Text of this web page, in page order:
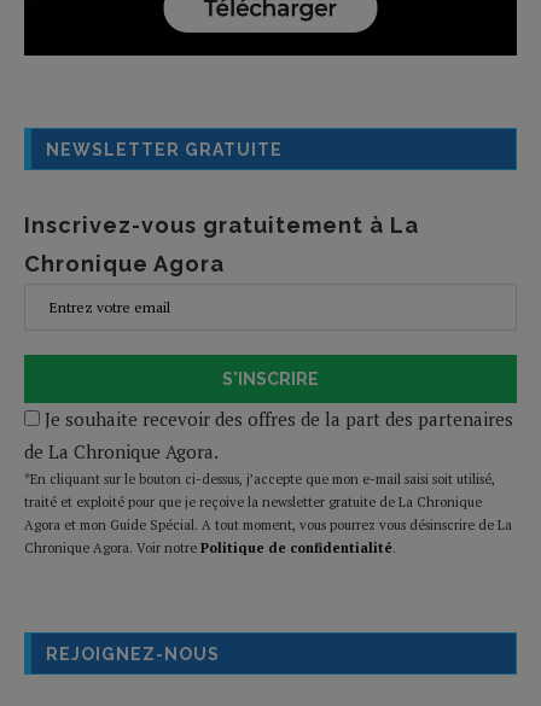
NEWSLETTER GRATUITE
Inscrivez-vous gratuitement à La
Chronique Agora
S'INSCRIRE
Je souhaite recevoir des offres de la part des partenaires
de La Chronique Agora.
*En cliquant sur le bouton ci-dessus, j’accepte que mon e-mail saisi soit utilisé,
traité et exploité pour que je reçoive la newsletter gratuite de La Chronique
Agora et mon Guide Spécial. A tout moment, vous pourrez vous désinscrire de La
Chronique Agora. Voir notre Politique de confidentialité.
REJOIGNEZ-NOUS